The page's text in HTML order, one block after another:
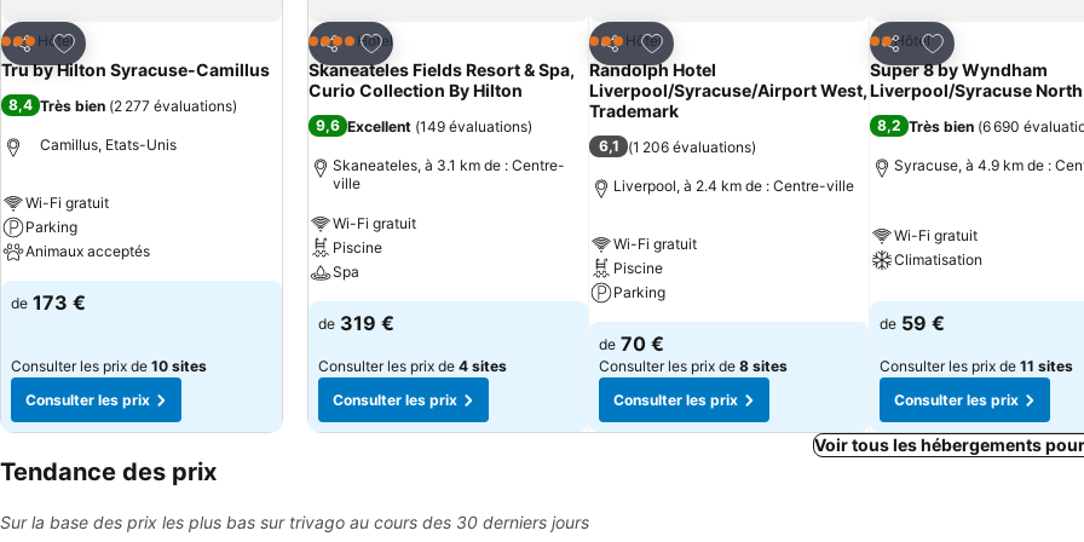
Partager
Ajouter à mes favoris
3 ÉtoilesHôtel
Tru by Hilton Syracuse-Camillus
8,4 Très bien (2 277 évaluations)
Camillus, Etats-Unis
Wi-Fi gratuit
Parking
Animaux acceptés
de 173 €
Consulter les prix de 10 sites
Consulter les prix
Partager
Ajouter à mes favoris
4 ÉtoilesHôtel
Skaneateles Fields Resort & Spa,
Curio Collection By Hilton
9,6 Excellent (149 évaluations)
Skaneateles, à 3.1 km de : Centre-
ville
Wi-Fi gratuit
Piscine
Spa
de 319 €
Consulter les prix de 4 sites
Consulter les prix
Partager
Ajouter à mes favoris
3 ÉtoilesHôtel
Randolph Hotel
Liverpool/Syracuse/Airport West,
Trademark
6,1 (1 206 évaluations)
Liverpool, à 2.4 km de : Centre-ville
Wi-Fi gratuit
Piscine
Parking
de 70 €
Consulter les prix de 8 sites
Consulter les prix
Partager
Ajouter à mes
2 Étoiles
Hôtel
Super 8 by Wyndham
Liverpool/Syracuse
8,2 Très bien (6 690
Syracuse, à 4.9 km de :
Wi-Fi gratuit
Climatisation
de 59 €
Consulter les prix de 11 sites
Consulter les prix
Voir tous les hébergements
Tendance des prix
Sur la base des prix les plus bas sur trivago au cours des 30 derniers jours